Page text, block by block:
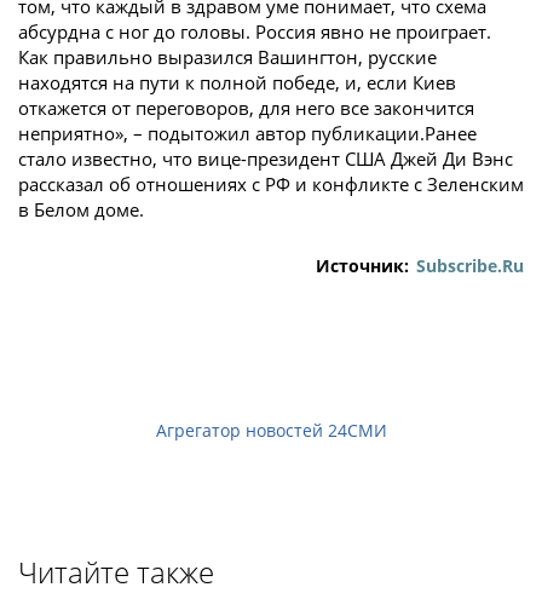
том, что каждый в здравом уме понимает, что схема
абсурдна с ног до головы. Россия явно не проиграет.
Как правильно выразился Вашингтон, русские
находятся на пути к полной победе, и, если Киев
откажется от переговоров, для него все закончится
неприятно», – подытожил автор публикации.Ранее
стало известно, что вице-президент США Джей Ди Вэнс
рассказал об отношениях с РФ и конфликте с Зеленским
в Белом доме.
Источник: Subscribe.Ru
Агрегатор новостей 24СМИ
Читайте также